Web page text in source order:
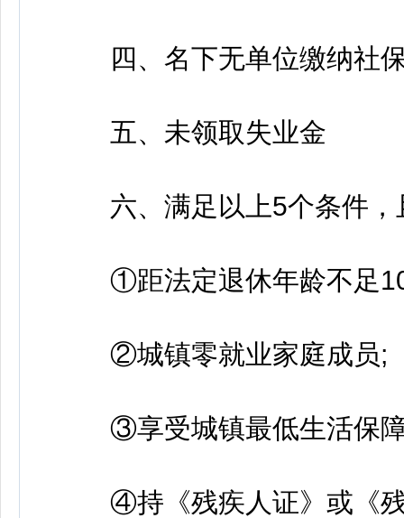
四、名下无单位缴纳社
五、未领取失业金
六、满足以上5个条件，
①距法定退休年龄不足10
②城镇零就业家庭成员;
③享受城镇最低生活保障
④持《残疾人证》或《残